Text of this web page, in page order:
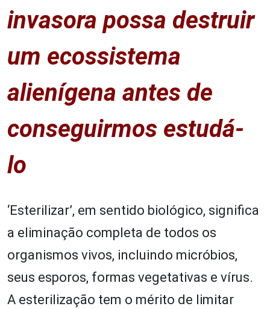
invasora possa destruir
um ecossistema
alienígena antes de
conseguirmos estudá-
lo
‘Esterilizar’, em sentido biológico, significa
a eliminação completa de todos os
organismos vivos, incluindo micróbios,
seus esporos, formas vegetativas e vírus.
A esterilização tem o mérito de limitar